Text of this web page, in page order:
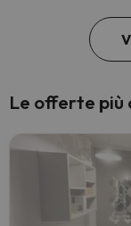
Le offerte più